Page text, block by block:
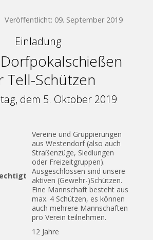
Veröffentlicht: 09. September 2019
Einladung
Tell-Schützen
dem 5. Oktober 2019
Vereine und Gruppierungen
aus Westendorf (also auch
Straßenzüge, Siedlungen
oder Freizeitgruppen).
Ausgeschlossen sind unsere
aktiven (Gewehr-)Schützen.
Eine Mannschaft besteht aus
max. 4 Schützen, es können
auch mehrere Mannschaften
pro Verein teilnehmen.
12 Jahre